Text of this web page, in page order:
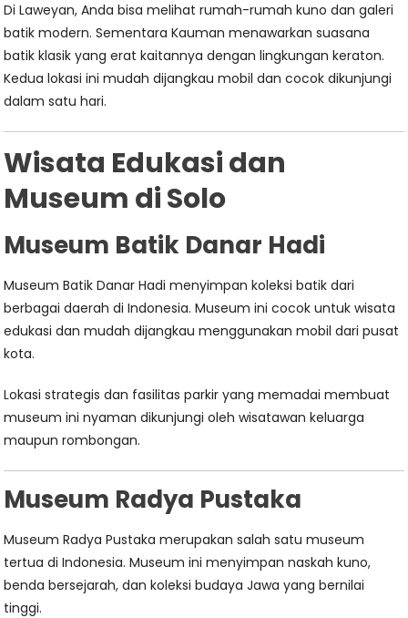
Di Laweyan, Anda bisa melihat rumah-rumah kuno dan galeri
batik modern. Sementara Kauman menawarkan suasana
batik klasik yang erat kaitannya dengan lingkungan keraton.
Kedua lokasi ini mudah dijangkau mobil dan cocok dikunjungi
dalam satu hari.
Wisata Edukasi dan
Museum di Solo
Museum Batik Danar Hadi
Museum Batik Danar Hadi menyimpan koleksi batik dari
berbagai daerah di Indonesia. Museum ini cocok untuk wisata
edukasi dan mudah dijangkau menggunakan mobil dari pusat
kota.
Lokasi strategis dan fasilitas parkir yang memadai membuat
museum ini nyaman dikunjungi oleh wisatawan keluarga
maupun rombongan.
Museum Radya Pustaka
Museum Radya Pustaka merupakan salah satu museum
tertua di Indonesia. Museum ini menyimpan naskah kuno,
benda bersejarah, dan koleksi budaya Jawa yang bernilai
tinggi.